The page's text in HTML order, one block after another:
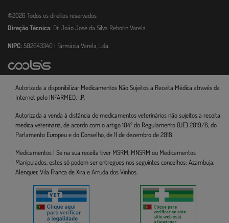
©2026 Todos os direitos reservados
Direção Técnica: Dr. João José da Silva Rebotin Varela
NIPC: 502643340 | Farmácia Varela, Lda.
Autorizada a disponibilizar Medicamentos Não Sujeitos a Receita Médica através da
Internet pelo INFARMED, I.P.
Autorizada a venda à distância de medicamentos veterinários não sujeitos a receita
médica veterinária, de acordo com o artigo 104º do Regulamento (UE) 2019/6, do
Parlamento Europeu e do Conselho, de 11 de dezembro de 2018.
Medicamentos | Se na sua receita tiver MSRM, MNSRM ou Medicamentos
Manipulados, estes só podem ser entregues nos seguintes concelhos: Azambuja,
Alenquer, Vila Franca de Xira e Arruda dos Vinhos.